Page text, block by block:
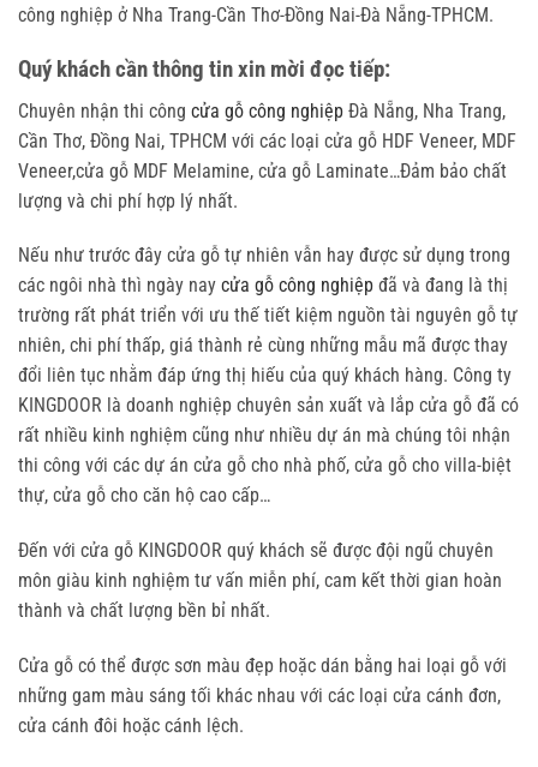
công nghiệp ở Nha Trang-Cần Thơ-Đồng Nai-Đà Nẵng-TPHCM.
Quý khách cần thông tin xin mời đọc tiếp:
Chuyên nhận thi công cửa gỗ công nghiệp Đà Nẵng, Nha Trang,
Cần Thơ, Đồng Nai, TPHCM với các loại cửa gỗ HDF Veneer, MDF
Veneer,cửa gỗ MDF Melamine, cửa gỗ Laminate…Đảm bảo chất
lượng và chi phí hợp lý nhất.
Nếu như trước đây cửa gỗ tự nhiên vẫn hay được sử dụng trong
các ngôi nhà thì ngày nay cửa gỗ công nghiệp đã và đang là thị
trường rất phát triển với ưu thế tiết kiệm nguồn tài nguyên gỗ tự
nhiên, chi phí thấp, giá thành rẻ cùng những mẫu mã được thay
đổi liên tục nhằm đáp ứng thị hiếu của quý khách hàng. Công ty
KINGDOOR là doanh nghiệp chuyên sản xuất và lắp cửa gỗ đã có
rất nhiều kinh nghiệm cũng như nhiều dự án mà chúng tôi nhận
thi công với các dự án cửa gỗ cho nhà phố, cửa gỗ cho villa-biệt
thự, cửa gỗ cho căn hộ cao cấp…
Đến với cửa gỗ KINGDOOR quý khách sẽ được đội ngũ chuyên
môn giàu kinh nghiệm tư vấn miễn phí, cam kết thời gian hoàn
thành và chất lượng bền bỉ nhất.
Cửa gỗ có thể được sơn màu đẹp hoặc dán bằng hai loại gỗ với
những gam màu sáng tối khác nhau với các loại cửa cánh đơn,
cửa cánh đôi hoặc cánh lệch.